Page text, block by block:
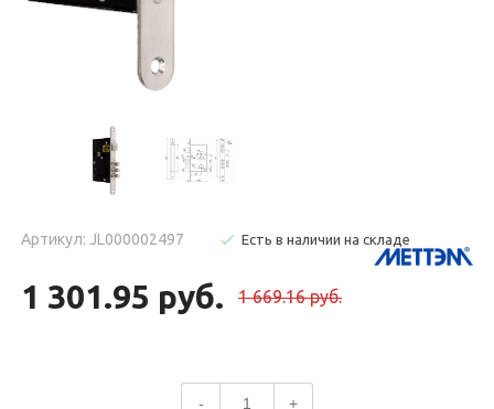
Артикул: JL000002497 Есть в наличии на складе
1 301.95 руб. 1 669.16 руб.
- +